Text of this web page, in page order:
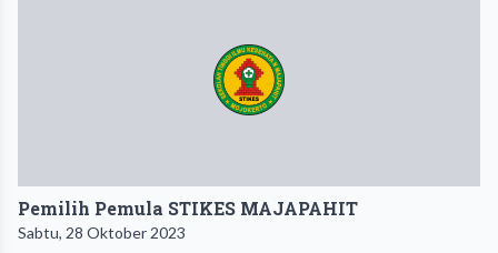
Pemilih Pemula STIKES MAJAPAHIT
Sabtu, 28 Oktober 2023